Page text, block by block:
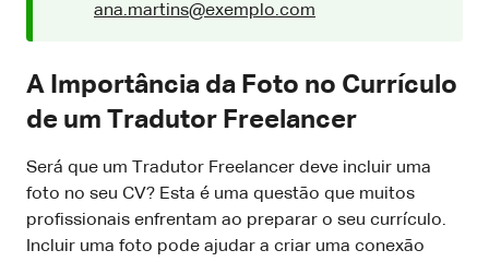
ana.martins@exemplo.com
A Importância da Foto no Currículo
de um Tradutor Freelancer
Será que um Tradutor Freelancer deve incluir uma
foto no seu CV? Esta é uma questão que muitos
profissionais enfrentam ao preparar o seu currículo.
Incluir uma foto pode ajudar a criar uma conexão